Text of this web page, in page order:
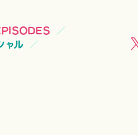
ャル